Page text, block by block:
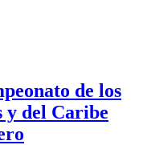
de los
y del Caribe